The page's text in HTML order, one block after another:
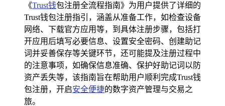
《Trust钱包注册全流程指南》为用户提供了详细的
Trust钱包注册指引，涵盖从准备工作，如检查设备
网络、下载官方应用等，到具体注册步骤，包括打
开应用后填写必要信息、设置安全密码、创建助记
词并妥善保存等关键环节，还可能提及注册过程中
的注意事项，如确保信息准确、保护好助记词以防
资产丢失等，该指南旨在帮助用户顺利完成Trust钱
包注册，开启安全便捷的数字资产管理与交易之
旅。